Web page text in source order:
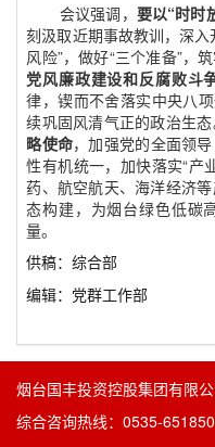
会议强调， 要以“时时
刻汲取近期事故教训，深
风险”，做好“三个准备”，筑
党风廉政建设和反腐败斗
律，锲而不舍落实中央八
续巩固风清气正的政治生态
略使命，加强党的全面领
性有机统一，加快落实“产
药、航空航天、海洋经济
态构建，为烟台绿色低碳
量。
供稿：综合部
编辑：党群工作部
烟台国丰投资控股集团有限
综合咨询热线：0535-